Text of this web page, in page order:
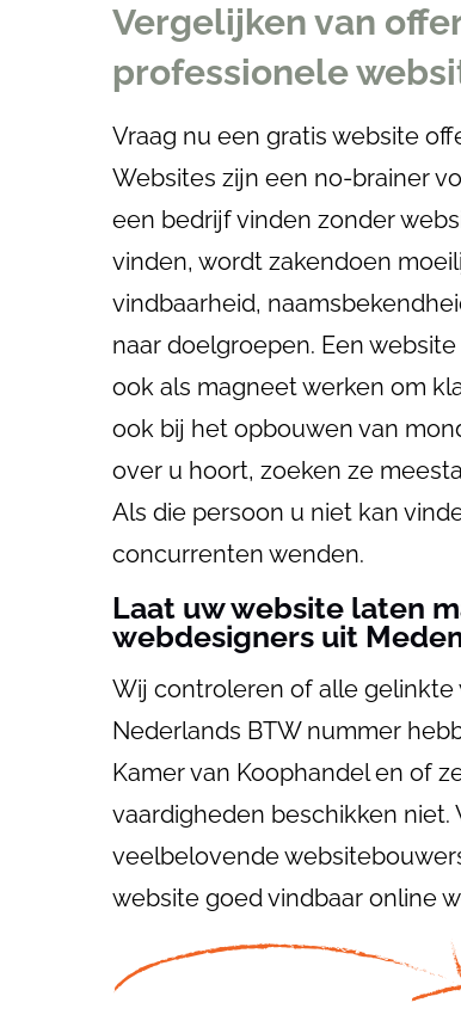
Vergelijken van
professionele
Vraag nu een gratis website
Websites zijn een no-brainer
een bedrijf vinden zonder
vinden, wordt zakendoen
vindbaarheid,
naar doelgroepen. Een
ook als magneet werken om
ook bij het opbouwen van
over u hoort, zoeken ze
Als die persoon u niet kan
concurrenten wenden.
Laat uw website laten
webdesigners uit
Wij controleren of alle
Nederlands BTW nummer
Kamer van Koophandel en of
vaardigheden beschikken
veelbelovende
website goed vindbaar online